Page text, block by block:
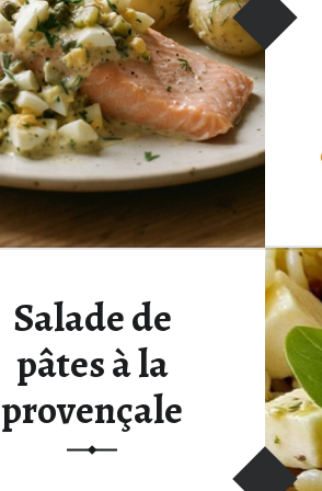
Salade de
pâtes à la
provençale